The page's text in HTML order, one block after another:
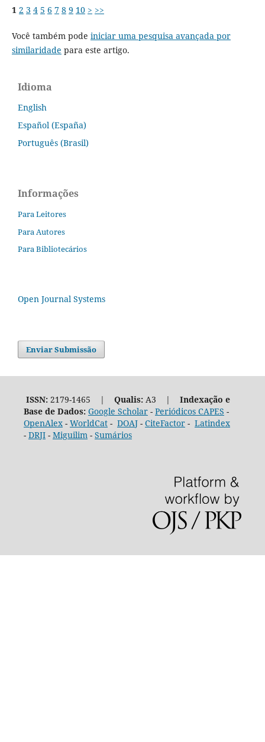
1 2 3 4 5 6 7 8 9 10 > >>
Você também pode iniciar uma pesquisa avançada por
similaridade para este artigo.
Idioma
English
Español (España)
Português (Brasil)
Informações
Para Leitores
Para Autores
Para Bibliotecários
Open Journal Systems
Enviar Submissão
ISSN:2179-1465 | Qualis:A3 | Indexação e
Base de Dados: Google Scholar- Periódicos CAPES -
OpenAlex- WorldCat- DOAJ- CiteFactor- Latindex
- DRJI- Miguilim- Sumários